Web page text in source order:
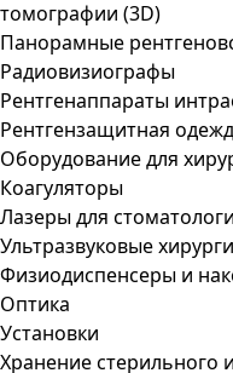
томографии (3D)
Панорамные
Радиовизиографы
Рентгенаппараты
Рентгензащитная
Оборудование для
Коагуляторы
Лазеры для
Ультразвуковые
Физиодиспенсеры и
Оптика
Установки
Хранение стерильного